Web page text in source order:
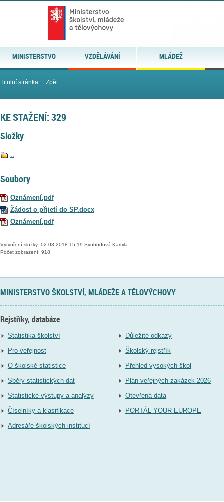
MINISTERSTVO VZDĚLÁVÁNÍ MLÁDEŽ
Titulní stránka| Zpět
KE STAŽENÍ: 329
Složky
..
Soubory
Oznámení.pdf
Žádost o přijetí do SP.docx
Oznámení.pdf
Vytvoření složky: 02.03.2018 15:19 Svobodová Kamila
Počet zobrazení: 918
MINISTERSTVO ŠKOLSTVÍ, MLÁDEŽE A TĚLOVÝCHOVY
Rejstříky, databáze
Statistika školství
Pro veřejnost
O školské statistice
Sběry statistických dat
Statistické výstupy a analýzy
Číselníky a klasifikace
Adresáře školských institucí
Důležité odkazy
Školský rejstřík
Přehled vysokých škol
Plán veřejných zakázek 2026
Otevřená data
PORTÁL YOUR EUROPE